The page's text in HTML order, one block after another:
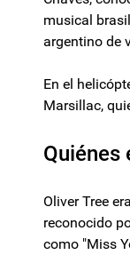
musical
argentino de
En el
Marsillac,
Quiénes
Oliver Tree
reconocido
como "Miss